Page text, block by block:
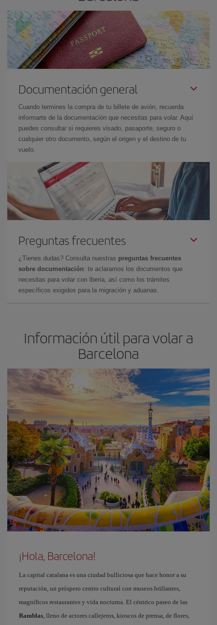
Documentación general
Cuando termines la compra de tu billete de avión, recuerda
informarte de la documentación que necesitas para volar. Aquí
puedes consultar si requieres visado, pasaporte, seguro o
cualquier otro documento, según el origen y el destino de tu
vuelo.
Preguntas frecuentes
¿Tienes dudas? Consulta nuestras preguntas frecuentes
sobre documentación: te aclaramos los documentos que
necesitas para volar con Iberia, así como los trámites
específicos exigidos para la migración y aduanas.
Información útil para volar a
Barcelona
¡Hola, Barcelona!
La capital catalana es una ciudad bulliciosa que hace honor a su
reputación, un próspero centro cultural con museos brillantes,
magníficos restaurantes y vida nocturna. El céntrico paseo de las
Ramblas, lleno de actores callejeros, kioscos de prensa, de flores,